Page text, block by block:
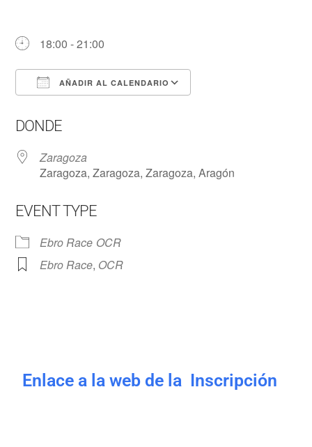
18:00 - 21:00
AÑADIR AL CALENDARIO
DONDE
Zaragoza
Zaragoza, Zaragoza, Zaragoza, Aragón
EVENT TYPE
Ebro Race OCR
Ebro Race, OCR
Enlace a la web de la Inscripción